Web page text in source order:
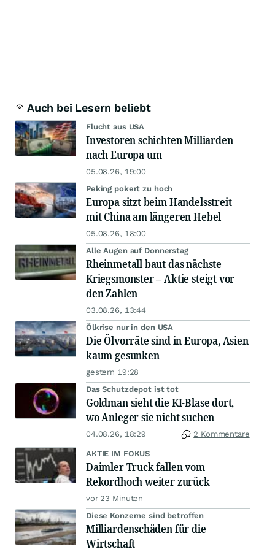
Auch bei Lesern beliebt
Flucht aus USA
Investoren schichten Milliarden
nach Europa um
05.08.26, 19:00
Peking pokert zu hoch
Europa sitzt beim Handelsstreit
mit China am längeren Hebel
05.08.26, 18:00
Alle Augen auf Donnerstag
Rheinmetall baut das nächste
Kriegsmonster – Aktie steigt vor
den Zahlen
03.08.26, 13:44
Ölkrise nur in den USA
Die Ölvorräte sind in Europa, Asien
kaum gesunken
gestern 19:28
Das Schutzdepot ist tot
Goldman sieht die KI-Blase dort,
wo Anleger sie nicht suchen
04.08.26, 18:29 2 Kommentare
AKTIE IM FOKUS
Daimler Truck fallen vom
Rekordhoch weiter zurück
vor 23 Minuten
Diese Konzerne sind betroffen
Milliardenschäden für die
Wirtschaft